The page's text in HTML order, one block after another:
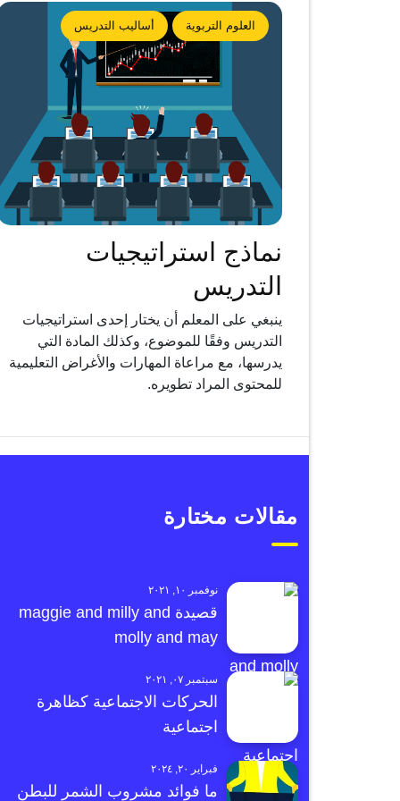
العلوم التربوية أساليب التدريس
نماذج استراتيجيات
التدريس
ينبغي على المعلم أن يختار إحدى استراتيجيات
التدريس وفقًا للموضوع، وكذلك المادة التي
يدرسها، مع مراعاة المهارات والأغراض التعليمية
للمحتوى المراد تطويره.
مقالات مختارة
نوفمبر ١٠, ٢٠٢١
قصيدة maggie and milly and
molly and may
سبتمبر ٠٧, ٢٠٢١
الحركات الاجتماعية كظاهرة
اجتماعية
فبراير ٢٠, ٢٠٢٤
ما فوائد مشروب الشمر للبطن